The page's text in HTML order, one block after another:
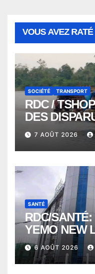
VOUS AVEZ RATÉ
SOCIÉTÉ TRANSPORT
RDC /
DES
NAUFRAGE
À
KISANGANI
7 AOÛT 2026
SANTÉ
RDC/
YEMO NEW
PERD LE
6 AOÛT 2026